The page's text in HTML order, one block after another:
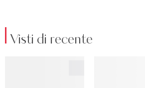
Visti di recente